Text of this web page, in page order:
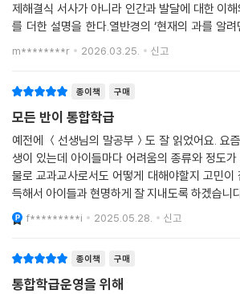
제해결식 서사가 아니라 인간과 발달에 대한 이해
를 더한 설명을 한다.열반경의 ‘현재의 과를 알려
의 인을 보고, 미래의 과를 알려면 현재의 인을 보
m********r 2026.03.25. 신고
종이책 구매
모든 반이 통합학급
예전에 ＜선생님의 말공부＞도 잘 읽었어요. 요
생이 있는데 아이들마다 어려움의 종류와 정도
물로 교과교사로서도 어떻게 대해야할지 고민이
득해서 아이들과 현명하게 잘 지내도록 하겠습니
f*********i 2025.05.28. 신고
종이책 구매
통합학급운영을 위해